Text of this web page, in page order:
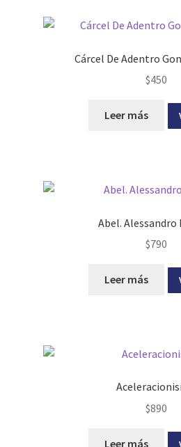
Cárcel De Adentro
$450
Leer más
Abel. Alessandro
$790
Leer más
$890
Leer más